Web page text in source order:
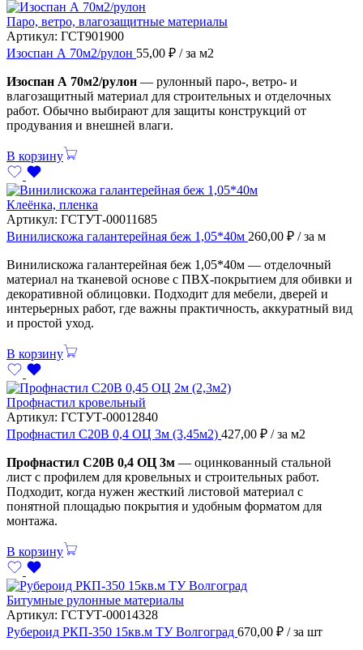
Паро, ветро, влагозащитные материалы
Артикул: ГСТ901900
Изоспан А 70м2/рулон 55,00 ₽ / за м2
Изоспан А 70м2/рулон — рулонный паро-, ветро- и
влагозащитный материал для строительных и отделочных
работ. Обычно выбирают для защиты конструкций от
продувания и внешней влаги.
В корзину
Клеёнка, пленка
Артикул: ГСТУТ-00011685
Винилискожа галантерейная беж 1,05*40м 260,00 ₽ / за м
Винилискожа галантерейная беж 1,05*40м — отделочный
материал на тканевой основе с ПВХ-покрытием для обивки и
декоративной облицовки. Подходит для мебели, дверей и
интерьерных работ, где важны практичность, аккуратный вид
и простой уход.
В корзину
Профнастил кровельный
Артикул: ГСТУТ-00012840
Профнастил С20В 0,4 ОЦ 3м (3,45м2) 427,00 ₽ / за м2
Профнастил С20В 0,4 ОЦ 3м — оцинкованный стальной
лист с профилем для кровельных и строительных работ.
Подходит, когда нужен жесткий листовой материал с
понятной площадью покрытия и удобным форматом для
монтажа.
В корзину
Битумные рулонные материалы
Артикул: ГСТУТ-00014328
Рубероид РКП-350 15кв.м ТУ Волгоград 670,00 ₽ / за шт